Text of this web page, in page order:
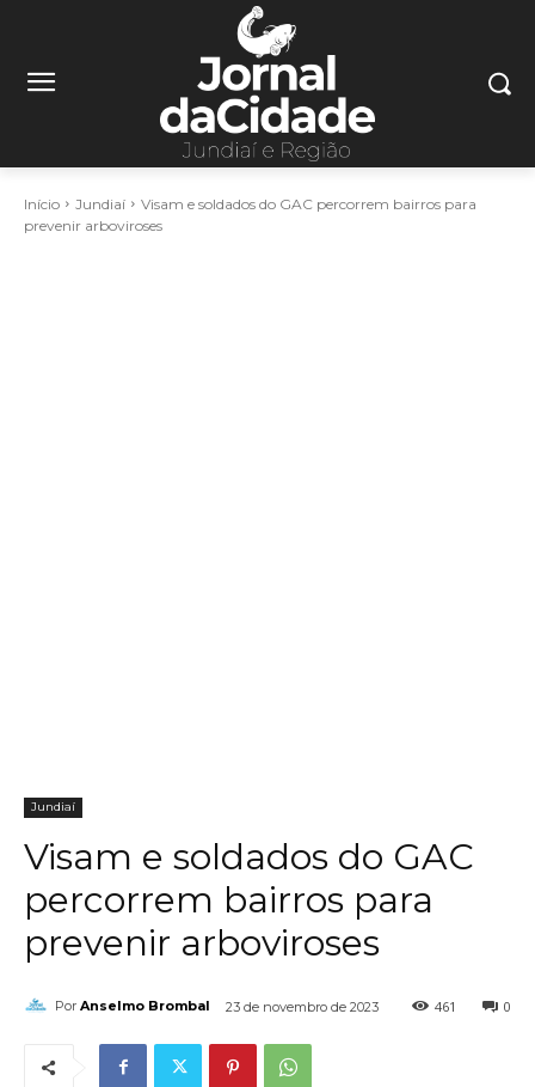
Início Jundiaí
Visam e soldados do GAC percorrem bairros para
prevenir arboviroses
Jundiaí
Visam e soldados do GAC
percorrem bairros para
prevenir arboviroses
Por Anselmo Brombal 23 de novembro de 2023 0
461